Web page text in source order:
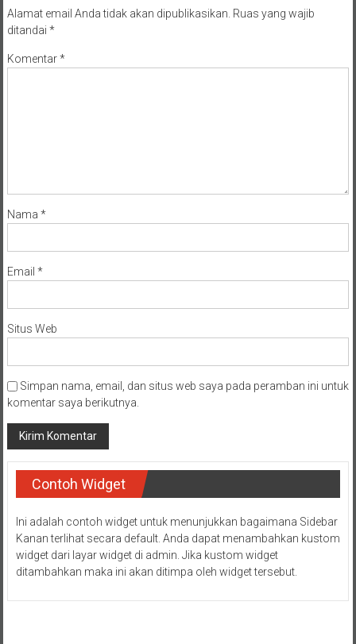
Alamat email Anda tidak akan dipublikasikan. Ruas yang wajib
ditandai *
Komentar*
Nama *
Email *
Situs Web
Simpan nama, email, dan situs web saya pada peramban ini untuk
komentar saya berikutnya.
Contoh Widget
Ini adalah contoh widget untuk menunjukkan bagaimana Sidebar
Kanan terlihat secara default. Anda dapat menambahkan kustom
widget dari layar widget di admin. Jika kustom widget
ditambahkan maka ini akan ditimpa oleh widget tersebut.